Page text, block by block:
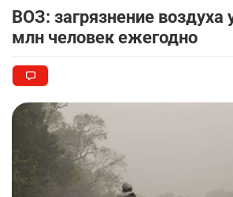
ВОЗ: загрязнение воздуха
млн человек ежегодно